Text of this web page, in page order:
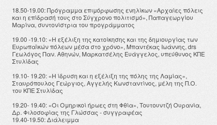
18.50-19.00: Πρόγραμμα επιμόρφωσης ενηλίκων «Αρχαίες πόλεις
και η επίδρασή τους στο Σύγχρονο πολιτισμό», Παπαγεωργίου
Μαρίνα, συντονίστρια του προγράμματος
19.00 -19.10: «Η εξέλιξη της κατοίκησης και της δημιουργίας των
Ευρωπαϊκών πόλεων μέσα στο χρόνο», Μπαντέκας Ιωάννης, drs
Γεωλόγος Παν. Αθηνών, Μαρκατσέλης Ευάγγελος, υπεύθυνος ΚΠΕ
Στυλίδας
19.10- 19.20: «Η ίδρυση και η εξέλιξη της πόλης της Λαμίας»,
Σταυρόπουλος Γεώργιος, Αγγελής Κωνσταντίνος, μέλη της Π.Ο.
του ΚΠΕ Στυλίδας
19.20- 19.40: «Οι Ομηρικοί ήρωες στη Φθία», Τουτουντζή Ουρανία,
Δρ. Φιλοσοφίας της Γλώσσας - συγγραφέας
19.40-19.50: Διάλειμμα